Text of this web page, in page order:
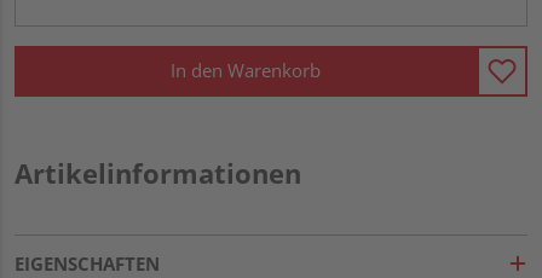
In den Warenkorb
Artikelinformationen
EIGENSCHAFTEN